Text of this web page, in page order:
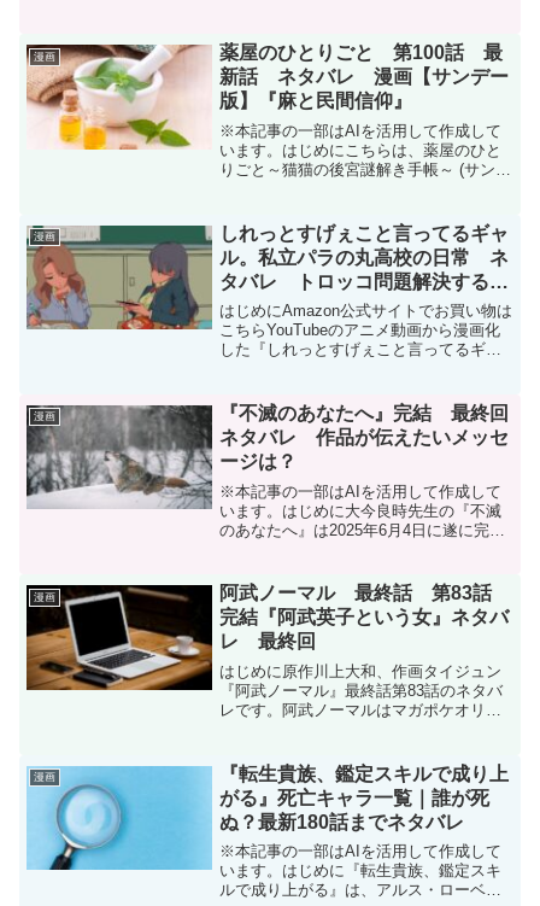
GX 2025年9月号（2025年8月19日...
漫画
薬屋のひとりごと 第100話 最
新話 ネタバレ 漫画【サンデー
版】『麻と民間信仰』
※本記事の一部はAIを活用して作成して
います。はじめにこちらは、薬屋のひと
りごと～猫猫の後宮謎解き手帳～ (サンデ
ーGX(ジェネックス) 2026年5月号に掲載
さ...
漫画
しれっとすげぇこと言ってるギャ
ル。私立パラの丸高校の日常 ネ
タバレ トロッコ問題解決するギ
ャル パラ校 キャラ紹介
はじめにAmazon公式サイトでお買い物は
こちらYouTubeのアニメ動画から漫画化
した『しれっとすげぇこと言ってるギャ
るギャル。一私立パラの丸高校の日常
一』原作:松浦...
漫画
『不滅のあなたへ』完結 最終回
ネタバレ 作品が伝えたいメッセ
ージは？
※本記事の一部はAIを活用して作成して
います。はじめに大今良時先生の『不滅
のあなたへ』は2025年6月4日に遂に完結
結末を迎えたのか、詳しくお伝えしま
す。また、この作...
漫画
阿武ノーマル 最終話 第83話
完結『阿武英子という女』ネタバ
レ 最終回
はじめに原作川上大和、作画タイジュン
『阿武ノーマル』最終話第83話のネタバ
レです。阿武ノーマルはマガポケオリジ
英子という女 / マガポケ | 少年マガジン
公式無料...
漫画
『転生貴族、鑑定スキルで成り上
がる』死亡キャラ一覧｜誰が死
ぬ？最新180話までネタバレ
※本記事の一部はAIを活用して作成して
います。はじめに『転生貴族、鑑定スキ
ルで成り上がる』は、アルス・ローベン